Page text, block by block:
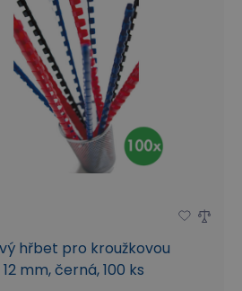
hřbet pro kroužkovou
mm, černá, 100 ks